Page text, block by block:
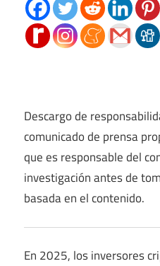
Descargo de
comunicado de prensa
que es responsable del
investigación antes de
basada en el contenido.
En 2025, los inversores